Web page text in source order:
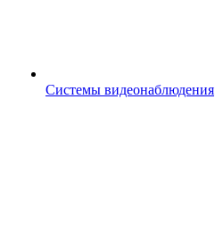
Системы видеонаблюдения